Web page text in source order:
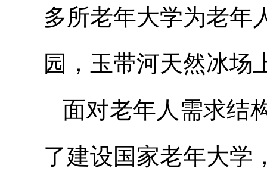
多所老年大学为老年
园，玉带河天然冰
面对老年人需求结
了建设国家老年大学